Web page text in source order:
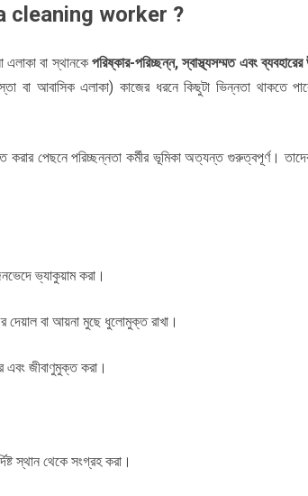
cleaning worker ?
এলাকা বা স্থানকেপরিষ্কার-পরিচ্ছন্ন, স্বাস্থ্যসম্মত এবং
বা আবাসিক এলাকা) কাজের ধরনে কিছুটা ভিন্নতা থাকতে
করার পেছনে পরিচ্ছন্নতা কর্মীর ভূমিকা অত্যন্ত গুরুত্বপূর্ণ।
ভ্যাকুয়াম করা।
দেয়াল বা আয়না মুছে ধুলোমুক্ত রাখা।
এবং জীবাণুমুক্ত করা।
স্থান থেকে সংগ্রহ করা।